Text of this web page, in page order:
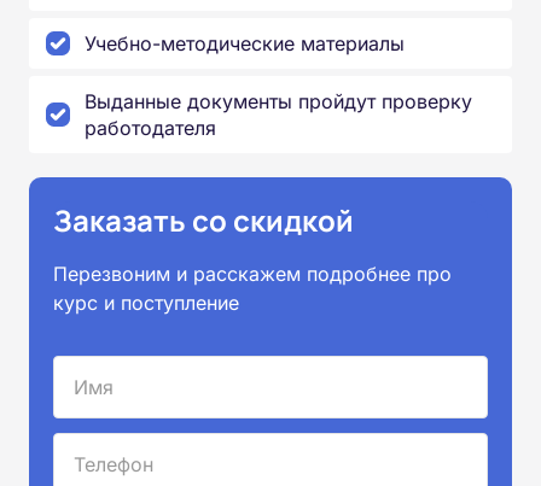
Учебно-методические материалы
Выданные документы пройдут проверку
работодателя
Заказать со скидкой
Перезвоним и расскажем подробнее про
курс и поступление